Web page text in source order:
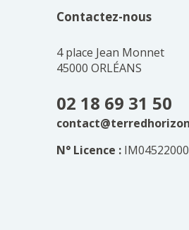
Contactez-nous
4 place Jean Monnet
45000 ORLÉANS
02 18 69 31 50
N° Licence :